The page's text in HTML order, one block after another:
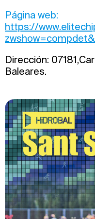
Página web:
https://
Dirección:
Baleares.